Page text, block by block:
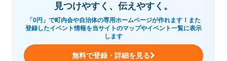
見つけやすく、伝えやすく。
「0円」で町内会や自治体の専用ホームページが作れます！また
登録したイベント情報を当サイトのマップやイベント一覧に表示
します
無料で登録・詳細を見る